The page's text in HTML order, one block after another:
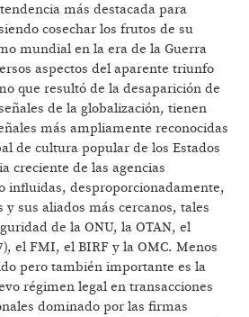
más destacada para
cosechar los frutos de su
mundial en la era de la Guerra
aspectos del aparente triunfo
que resultó de la desaparición de
de la globalización, tienen
más ampliamente reconocidas
de cultura popular de los Estados
creciente de las agencias
influidas, desproporcionadamente,
y sus aliados más cercanos, tales
de la ONU, la OTAN, el
el FMI, el BIRF y la OMC. Menos
pero también importante es la
régimen legal en transacciones
dominado por las firmas